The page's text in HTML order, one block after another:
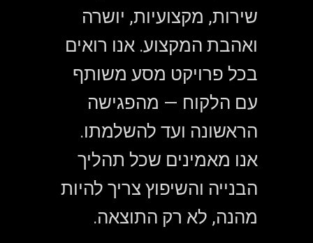
שירות, מקצועיות, יושרה
ואהבת המקצוע. אנו רואים
בכל פרויקט מסע משותף
עם הלקוח — מהפגישה
הראשונה ועד להשלמתו.
אנו מאמינים שכל תהליך
הבנייה והשיפוץ צריך להיות
מהנה, לא רק התוצאה.